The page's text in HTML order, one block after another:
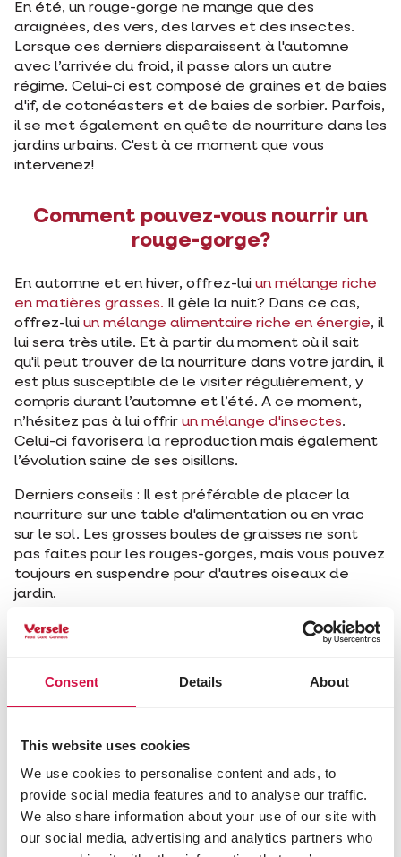
Consent Details About
This website uses cookies
We use cookies to personalise content and ads, to
provide social media features and to analyse our traffic.
We also share information about your use of our site with
our social media, advertising and analytics partners who
En été, un rouge-gorge ne mange que des
araignées, des vers, des larves et des insectes.
Lorsque ces derniers disparaissent à l'automne
avec l’arrivée du froid, il passe alors un autre
régime. Celui-ci est composé de graines et de baies
d'if, de cotonéasters et de baies de sorbier. Parfois,
il se met également en quête de nourriture dans les
jardins urbains. C'est à ce moment que vous
intervenez!
Comment pouvez-vous nourrir un
rouge-gorge?
En automne et en hiver, offrez-lui un mélange riche
en matières grasses. Il gèle la nuit? Dans ce cas,
offrez-lui un mélange alimentaire riche en énergie, il
lui sera très utile. Et à partir du moment où il sait
qu'il peut trouver de la nourriture dans votre jardin, il
est plus susceptible de le visiter régulièrement, y
compris durant l’automne et l’été. A ce moment,
n’hésitez pas à lui offrir un mélange d'insectes.
Celui-ci favorisera la reproduction mais également
l’évolution saine de ses oisillons.
Derniers conseils : Il est préférable de placer la
nourriture sur une table d'alimentation ou en vrac
sur le sol. Les grosses boules de graisses ne sont
pas faites pour les rouges-gorges, mais vous pouvez
toujours en suspendre pour d'autres oiseaux de
jardin.
Sélectionné pour vous